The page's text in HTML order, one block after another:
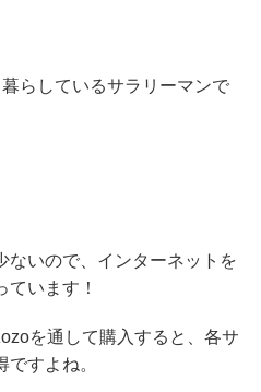
らしているサラリーマンで
ないので、インターネットを
います！
を通して購入すると、各サ
すよね。